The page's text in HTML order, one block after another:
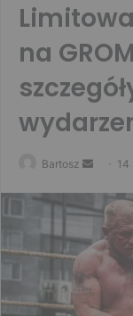
na
Bartosz
Send
email
14